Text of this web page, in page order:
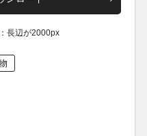
長辺が2000px